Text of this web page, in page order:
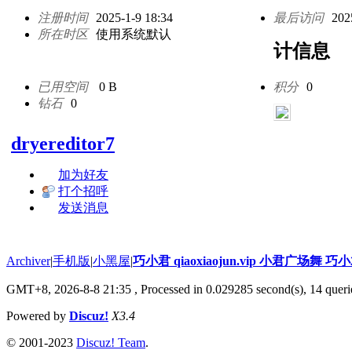
注册时间 2025-1-9 18:34 最后访问
所在时区 使用系统默认
计信息
已用空间 0 B 积分 0
钻石 0
dryereditor7
加为好友
打个招呼
发送消息
Archiver|手机版|小黑屋|巧小君 qiaoxiaojun.vip 小君广场舞 巧
GMT+8, 2026-8-8 21:35 , Processed in 0.029285 second(s), 14
Powered by Discuz! X3.4
© 2001-2023 Discuz! Team.